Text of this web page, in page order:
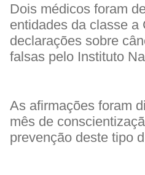
Dois médicos foram
entidades da classe
declarações sobre
falsas pelo Instituto
As afirmações foram
mês de
prevenção deste tipo